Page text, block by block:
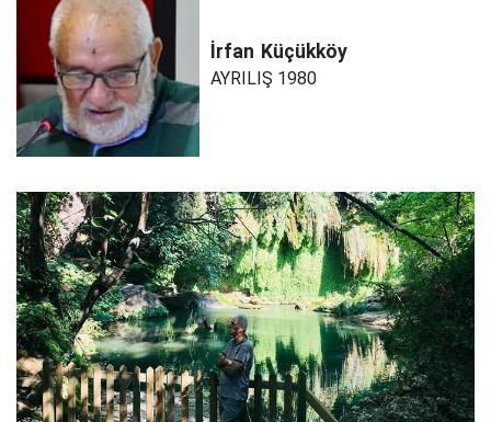
İrfan Küçükköy
AYRILIŞ 1980